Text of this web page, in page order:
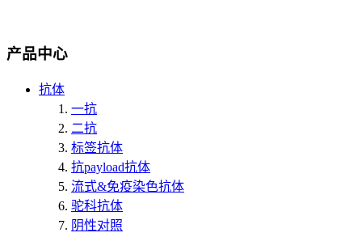
产品中心
抗体
一抗
二抗
标签抗体
抗payload抗体
流式&免疫染色抗体
驼科抗体
阴性对照